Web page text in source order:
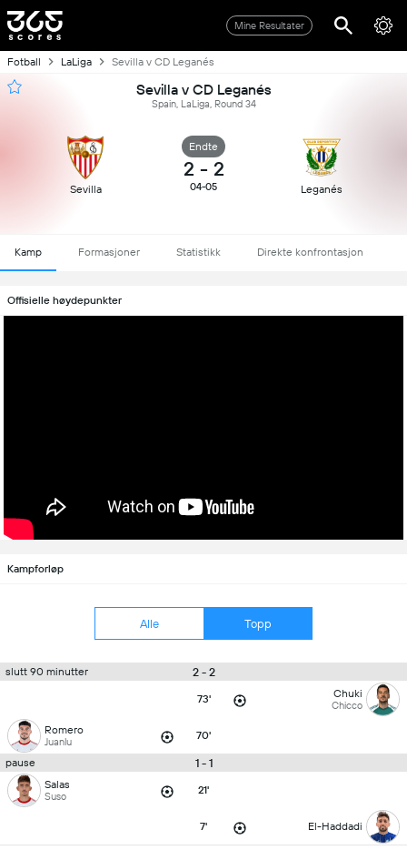
Mine Resultater
Fotball LaLiga Sevilla v CD Leganés
Sevilla v CD Leganés
Spain, LaLiga, Round 34
Sevilla
Endte
2 - 2
04-05 Leganés
Kamp Formasjoner Statistikk Direkte konfrontasjon
Offisielle høydepunkter
Kampforløp
Alle Topp
slutt 90 minutter 2 - 2
73' Chuki
Chicco
Romero
Juanlu 70'
pause 1 - 1
Salas
Suso 21'
7' El-Haddadi